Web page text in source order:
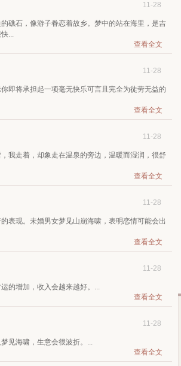
11-28
礁石，像游子眷恋着故乡。梦中的站在海里，是吉
...
查看全文
11-28
即将承担起一项毫无快乐可言且完全为徒劳无益的
查看全文
11-28
我走着，却象走在温泉的旁边，温暖而湿润，很舒
查看全文
11-28
表现。未婚男女梦见山崩海啸，表明恋情可能会出
查看全文
11-28
的增加，收入会越来越好。...
查看全文
11-28
见海啸，生意会很波折。...
查看全文